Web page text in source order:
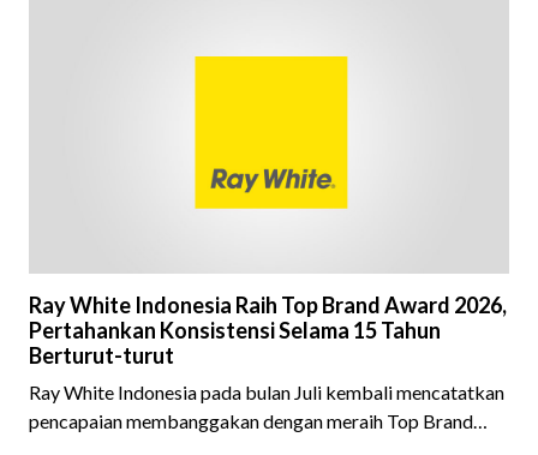
Ray White Indonesia Raih Top Brand Award 2026,
Pertahankan Konsistensi Selama 15 Tahun
Berturut-turut
Ray White Indonesia pada bulan Juli kembali mencatatkan
pencapaian membanggakan dengan meraih Top Brand